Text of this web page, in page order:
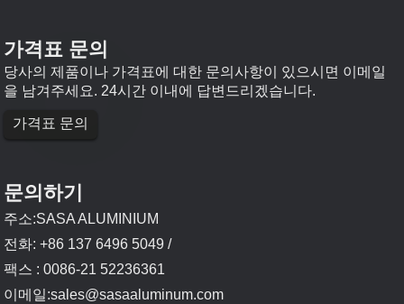
가격표 문의
당사의 제품이나 가격표에 대한 문의사항이 있으시면 이메일
을 남겨주세요. 24시간 이내에 답변드리겠습니다.
가격표 문의
문의하기
주소:SASA ALUMINIUM
전화: +86 137 6496 5049 /
팩스 : 0086-21 52236361
이메일:sales@sasaaluminum.com